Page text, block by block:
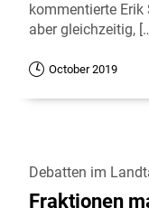
kommentierte Erik
aber gleichzeitig,
October 2019
Debatten im
Fraktionen